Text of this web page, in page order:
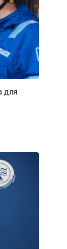
для